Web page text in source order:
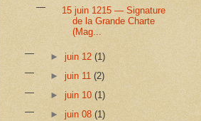
15 juin 1215 — Signature
de la Grande Charte
(Mag...
► juin 12 (1)
► juin 11 (2)
► juin 10 (1)
► juin 08 (1)